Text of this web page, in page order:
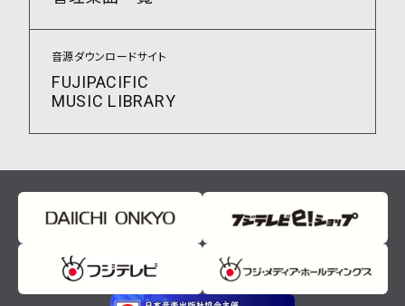
音源ダウンロードサイト
FUJIPACIFIC
MUSIC LIBRARY